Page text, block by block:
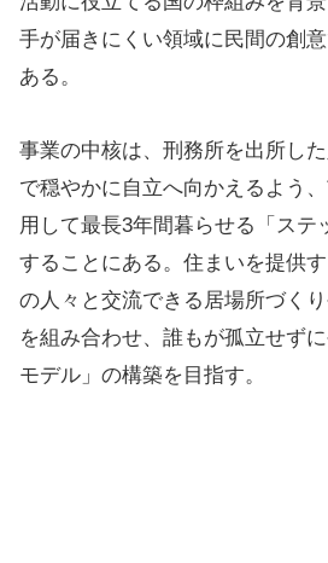
手が届きにくい領域に民間の創
ある。
事業の中核は、刑務所を出所し
で穏やかに自立へ向かえるよう
用して最長3年間暮らせる「ステ
することにある。住まいを提供
の人々と交流できる居場所づく
を組み合わせ、誰もが孤立せず
モデル」の構築を目指す。